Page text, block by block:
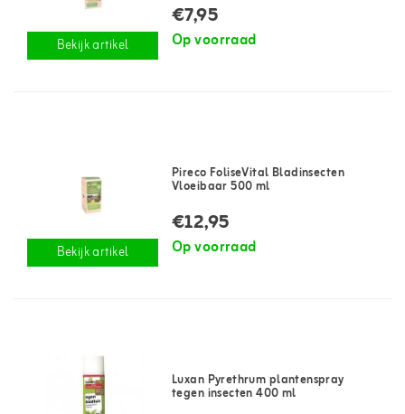
Bekijk artikel
€7,95
Op voorraad
Bekijk artikel
Pireco FoliseVital Bladinsecten
Vloeibaar 500 ml
€12,95
Op voorraad
Luxan Pyrethrum plantenspray
tegen insecten 400 ml